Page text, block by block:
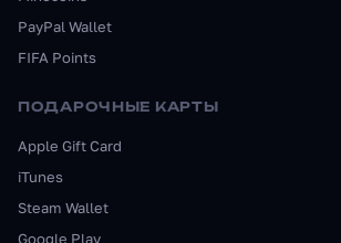
PayPal Wallet
FIFA Points
ПОДАРОЧНЫЕ КАРТЫ
Apple Gift Card
iTunes
Steam Wallet
Google Play